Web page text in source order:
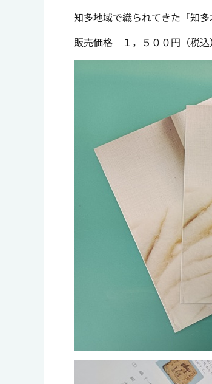
知多地域で織られてきた「知
販売価格 １，５００円（税込）